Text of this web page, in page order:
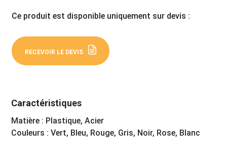
Ce produit est disponible uniquement sur devis :
RECEVOIR LE DEVIS
Caractéristiques
Matière : Plastique, Acier
Couleurs : Vert, Bleu, Rouge, Gris, Noir, Rose, Blanc